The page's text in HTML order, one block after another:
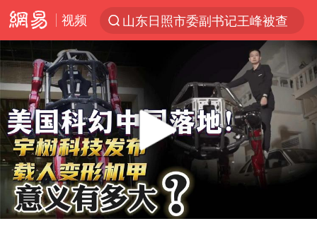
视频
山东日照市委副书记王峰被查
探寻“技能+”促就业创业新路
24小时不关空调 电费反而更低？
店主遭女子“鬼手”换钞
美国退回1000亿美元关税
38岁山东财大教授刘海明逝世
河南试行周五下午弹性离岗
Play
00:00